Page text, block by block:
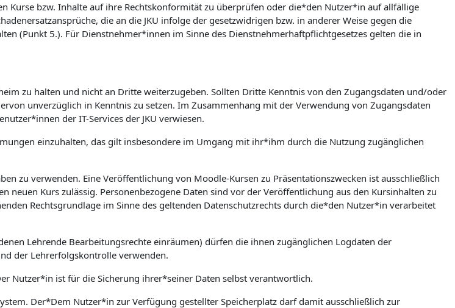
Kurse bzw. Inhalte auf ihre Rechtskonformität zu überprüfen oder die*den Nutzer*in auf allfällige
die an die JKU infolge der gesetzwidrigen bzw. in anderer Weise gegen die
(Punkt 5.). Für Dienstnehmer*innen im Sinne des Dienstnehmerhaftpflichtgesetzes gelten die in
zu halten und nicht an Dritte weiterzugeben. Sollten Dritte Kenntnis von den Zugangsdaten und/oder
unverzüglich in Kenntnis zu setzen. Im Zusammenhang mit der Verwendung von Zugangsdaten
der IT-Services der JKU verwiesen.
einzuhalten, das gilt insbesondere im Umgang mit ihr*ihm durch die Nutzung zugänglichen
zu verwenden. Eine Veröffentlichung von Moodle-Kursen zu Präsentationszwecken ist ausschließlich
Kurs zulässig. Personenbezogene Daten sind vor der Veröffentlichung aus den Kursinhalten zu
Rechtsgrundlage im Sinne des geltenden Datenschutzrechts durch die*den Nutzer*in verarbeitet
Lehrende Bearbeitungsrechte einräumen) dürfen die ihnen zugänglichen Logdaten der
der Lehrerfolgskontrolle verwenden.
Nutzer*in ist für die Sicherung ihrer*seiner Daten selbst verantwortlich.
Der*Dem Nutzer*in zur Verfügung gestellter Speicherplatz darf damit ausschließlich zur